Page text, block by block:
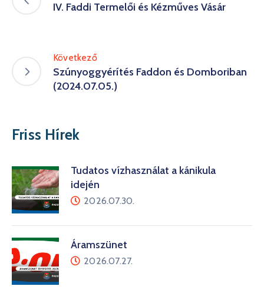
IV. Faddi Termelői és Kézműves Vásár
Következő
Szúnyoggyérítés Faddon és Domboriban
(2024.07.05.)
Friss Hírek
Tudatos vízhasználat a kánikula
idején
2026.07.30.
Áramszünet
2026.07.27.